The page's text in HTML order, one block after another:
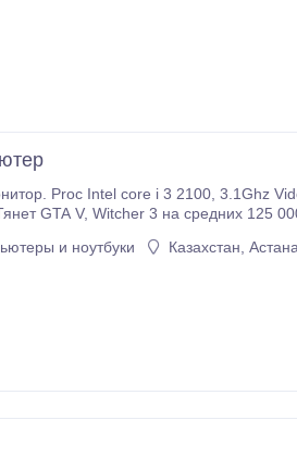
6Gb HDD 1 Tb OS
и ноутбуки Казахстан, Астана